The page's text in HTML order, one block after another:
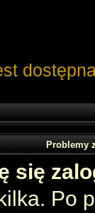
Problemy
się
Po